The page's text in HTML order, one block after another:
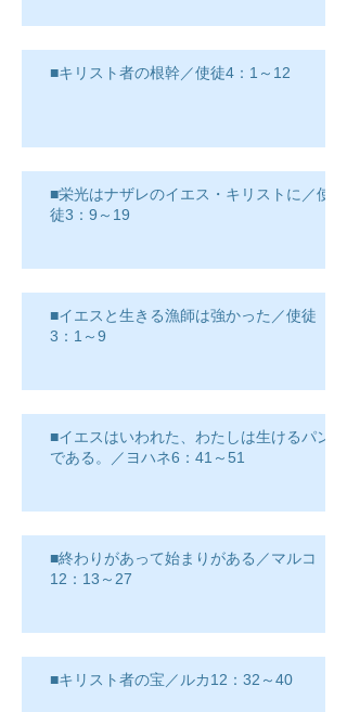
■キリスト者の根幹／使徒4：1～12
■栄光はナザレのイエス・キリストに／使
徒3：9～19
■イエスと生きる漁師は強かった／使徒
3：1～9
■イエスはいわれた、わたしは生けるパン
である。／ヨハネ6：41～51
■終わりがあって始まりがある／マルコ
12：13～27
■キリスト者の宝／ルカ12：32～40